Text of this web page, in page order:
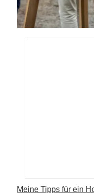
Meine Tipps für ein